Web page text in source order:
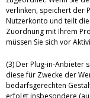
verlinken, speichert der
Nutzerkonto und teilt
Zuordnung mit Ihrem
müssen Sie sich vor
(3) Der Plug-in-Anbieter
diese für Zwecke der
bedarfsgerechten